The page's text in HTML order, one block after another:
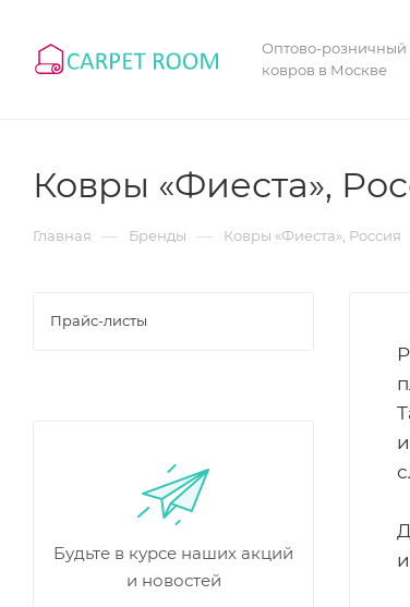
Оптово-розничный
ковров в Москве
Ковры «Фиеста»,
Главная — Бренды — Ковры «Фиеста», Россия
Прайс-листы
Будьте в курсе наших акций
и новостей